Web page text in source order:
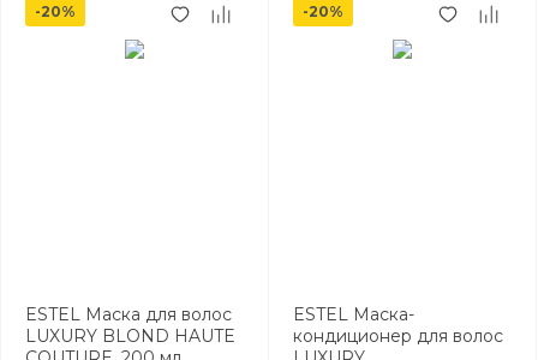
-20%
ESTEL Маска для волос
LUXURY BLOND HAUTE
-20%
ESTEL Маска-
кондиционер для волос